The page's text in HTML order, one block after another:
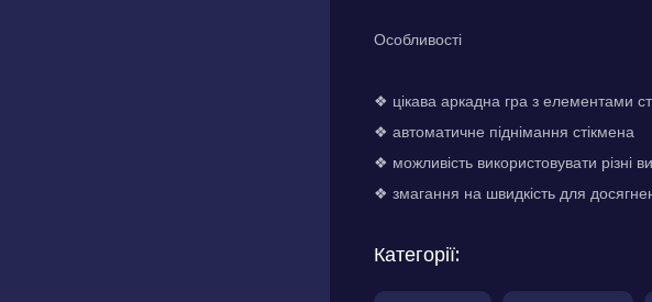
Особливості
❖ цікава аркадна гра з елементами
❖ автоматичне піднімання стікмена
❖ можливість використовувати різні
❖ змагання на швидкість для
Категорії: